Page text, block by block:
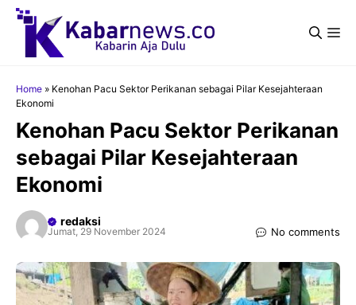
Langsung
Home » Kenohan Pacu Sektor Perikanan sebagai Pilar Kesejahteraan
Ekonomi
Kenohan Pacu Sektor Perikanan
sebagai Pilar Kesejahteraan
Ekonomi
redaksi
Jumat, 29 November 2024 No comments